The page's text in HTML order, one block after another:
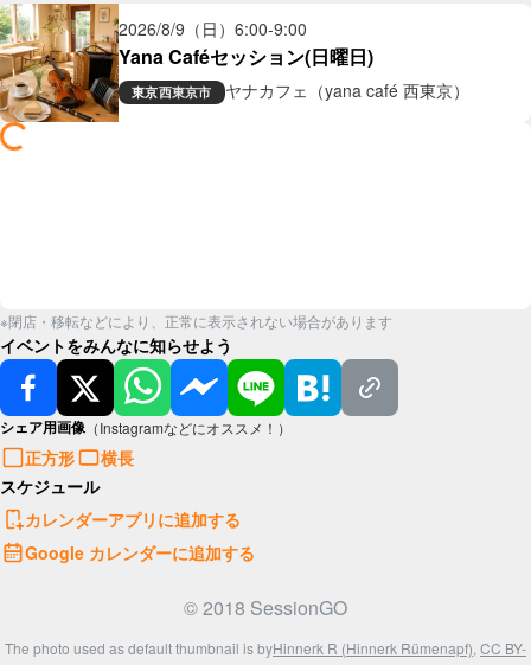
2026/8/9（日） 6:00-9:00
Yana Caféセッション(日曜日)
東京西東京市 ヤナカフェ（yana café 西東京）
※閉店・移転などにより、正常に表示されない場合があります
イベントをみんなに知らせよう
シェア用画像 （Instagramなどにオススメ！）
正方形
横長
スケジュール
カレンダーアプリに追加する
Google カレンダーに追加する
© 2018 SessionGO
The photo used as default thumbnail is byHinnerk R (Hinnerk Rümenapf),CC BY-